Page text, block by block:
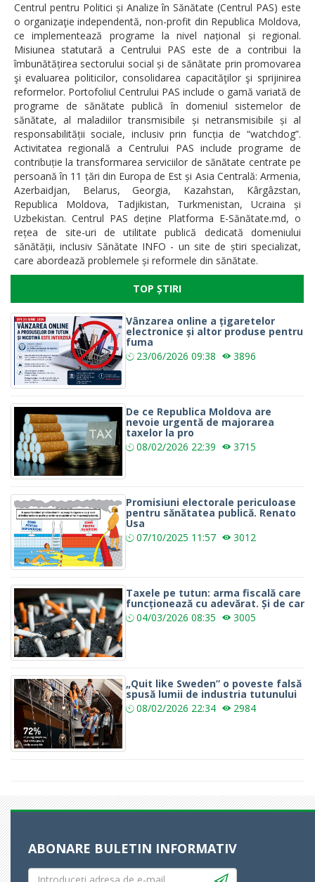
Centrul pentru Politici și Analize în Sănătate (Centrul PAS) este
o organizaţie independentă, non-profit din Republica Moldova,
ce implementează programe la nivel național și regional.
Misiunea statutară a Centrului PAS este de a contribui la
îmbunătățirea sectorului social și de sănătate prin promovarea
şi evaluarea politicilor, consolidarea capacităţilor şi sprijinirea
reformelor. Portofoliul Centrului PAS include o gamă variată de
programe de sănătate publică în domeniul sistemelor de
sănătate, al maladiilor transmisibile și netransmisibile și al
responsabilității sociale, inclusiv prin funcția de “watchdog”.
Activitatea regională a Centrului PAS include programe de
contribuție la transformarea serviciilor de sănătate centrate pe
persoană în 11 țări din Europa de Est și Asia Centrală: Armenia,
Azerbaidjan, Belarus, Georgia, Kazahstan, Kârgâzstan,
Republica Moldova, Tadjikistan, Turkmenistan, Ucraina și
Uzbekistan. Centrul PAS deține Platforma E-Sănătate.md, o
rețea de site-uri de utilitate publică dedicată domeniului
sănătății, inclusiv Sănătate INFO - un site de știri specializat,
care abordează problemele și reformele din sănătate.
TOP ȘTIRI
Vânzarea online a țigaretelor
electronice și altor produse pentru
fuma
23/06/2026 09:38 3896
De ce Republica Moldova are
nevoie urgentă de majorarea
taxelor la pro
08/02/2026 22:39 3715
Promisiuni electorale periculoase
pentru sănătatea publică. Renato
Usa
07/10/2025 11:57 3012
Taxele pe tutun: arma fiscală care
funcționează cu adevărat. Și de car
04/03/2026 08:35 3005
„Quit like Sweden” o poveste falsă
spusă lumii de industria tutunului
08/02/2026 22:34 2984
ABONARE BULETIN INFORMATIV